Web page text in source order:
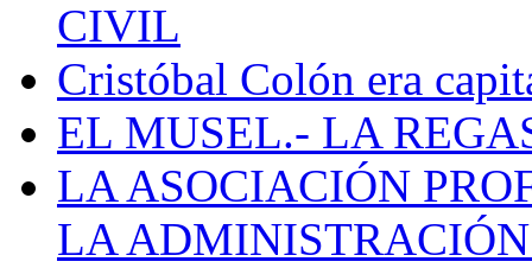
CIVIL
Cristóbal Colón era
EL MUSEL.- LA
LA ASOCIACIÓN
LA